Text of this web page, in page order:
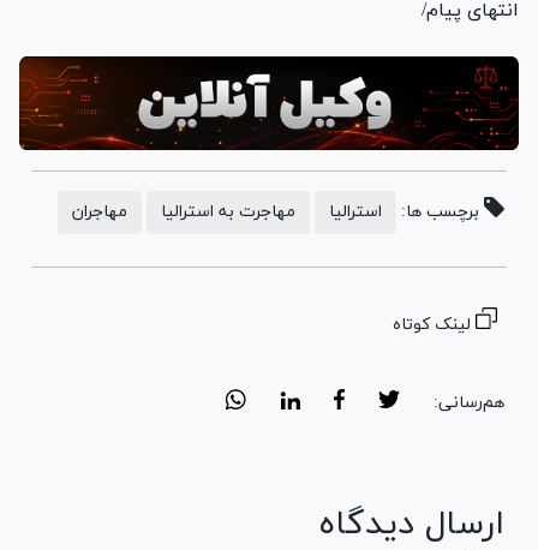
انتهای پیام/
برچسب ها: استرالیا مهاجرت به استرالیا مهاجران
لینک کوتاه
هم‌رسانی:
ارسال دیدگاه